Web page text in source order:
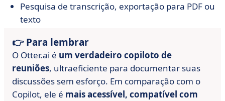
Pesquisa de transcrição, exportação para PDF ou
texto
👉 Para lembrar
O Otter.ai é um verdadeiro copiloto de
reuniões, ultraeficiente para documentar suas
discussões sem esforço. Em comparação com o
Copilot, ele é mais acessível, compatível com